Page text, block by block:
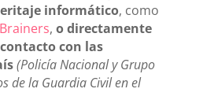
informático, como
, o directamente
con las
(Policía Nacional y Grupo
de la Guardia Civil en el